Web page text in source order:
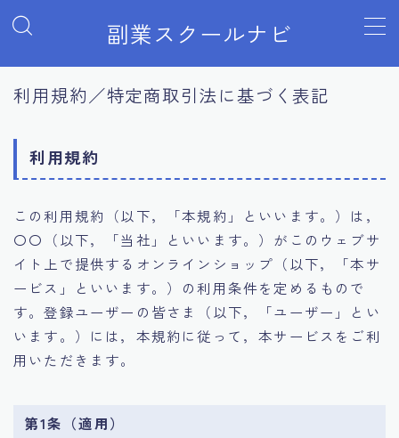
副業スクールナビ
MENU
アフィリエイトブログ・Webライティング
プログラミング・Web制作
Webデザイン
せどり・物販
投資・資産運用
利用規約／特定商取引法に基づく表記
利用規約
この利用規約（以下，「本規約」といいます。）は，
〇〇（以下，「当社」といいます。）がこのウェブサ
イト上で提供するオンラインショップ（以下，「本サ
ービス」といいます。）の利用条件を定めるもので
す。登録ユーザーの皆さま（以下，「ユーザー」とい
います。）には，本規約に従って，本サービスをご利
用いただきます。
第1条（適用）